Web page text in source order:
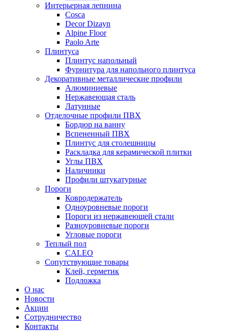
Интерьерная лепнина
Cosca
Decor Dizayn
Alpine Floor
Paolo Arte
Плинтуса
Плинтус напольный
Фурнитура для напольного плинтуса
Декоративные металлические профили
Алюминиевые
Нержавеющая сталь
Латунные
Отделочные профили ПВХ
Бордюр на ванну
Вспененный ПВХ
Плинтус для столешницы
Раскладка для керамической плитки
Углы ПВХ
Наличники
Профили штукатурные
Пороги
Ковродержатель
Одноуровневые пороги
Пороги из нержавеющей стали
Разноуровневые пороги
Угловые пороги
Теплый пол
CALEO
Сопутствующие товары
Клей, герметик
Подложка
О нас
Новости
Акции
Сотрудничество
Контакты